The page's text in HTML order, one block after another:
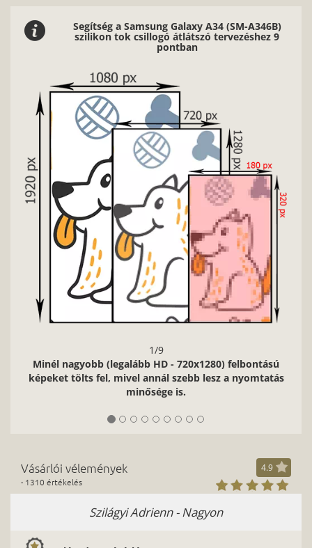
Segítség a Samsung Galaxy A34 (SM-A346B)
szilikon tok csillogó átlátszó tervezéshez 9
pontban
1/9
Minél nagyobb (legalább HD - 720x1280) felbontású
képeket tölts fel, mivel annál szebb lesz a nyomtatás
minősége is.
Vásárlói vélemények
- 1310 értékelés
4.9
Szilágyi Adrienn - Nagyon